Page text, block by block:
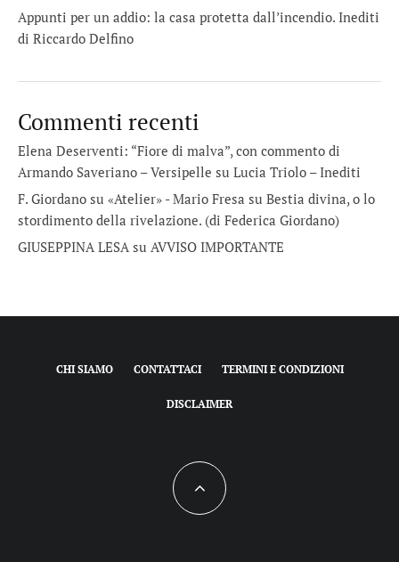
Appunti per un addio: la casa protetta dall’incendio. Inediti
di Riccardo Delfino
Commenti recenti
Elena Deserventi: “Fiore di malva”, con commento di
Armando Saveriano – Versipelle su Lucia Triolo – Inediti
F. Giordano su «Atelier» - Mario Fresa su Bestia divina, o lo
stordimento della rivelazione. (di Federica Giordano)
GIUSEPPINA LESAsu AVVISO IMPORTANTE
CHI SIAMO CONTATTACI TERMINI E CONDIZIONI
DISCLAIMER